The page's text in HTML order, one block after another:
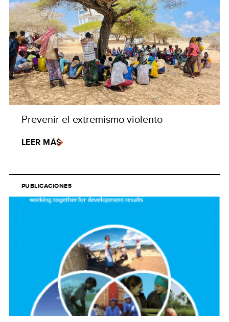
Prevenir el extremismo violento
LEER MÁS
PUBLICACIONES